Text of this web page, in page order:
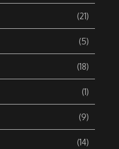
(21)
(5)
(18)
(1)
(9)
(14)